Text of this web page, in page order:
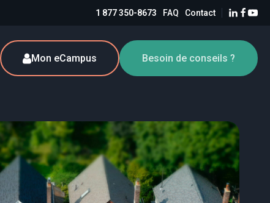
1 877 350-8673 FAQ Contact
Mon eCampus Besoin de conseils ?